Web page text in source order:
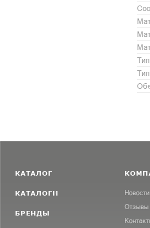
КАТАЛОГ
КАТАЛОГИ
БРЕНДЫ
Новости
Отзывы